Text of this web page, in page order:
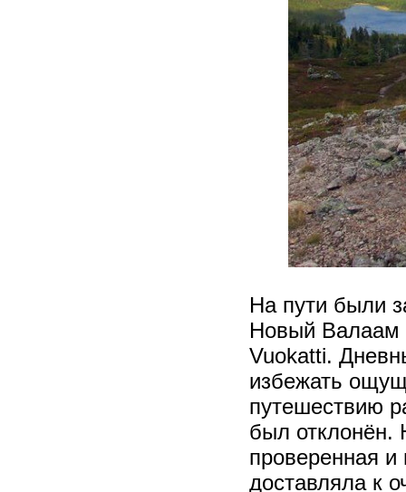
На пути были
Новый Валаам
Vuokatti.
избежать
путешествию
был отклонён.
проверенная и
доставляла к